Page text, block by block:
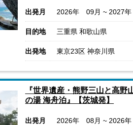
出発月 2026年 09月 ~ 2027
目的地 三重県 和歌山県
出発地 東京23区 神奈川県
『世界遺産・熊野三山と高
の湯 海舟泊』【茨城発】
出発月 2026年 08月 ~ 2026